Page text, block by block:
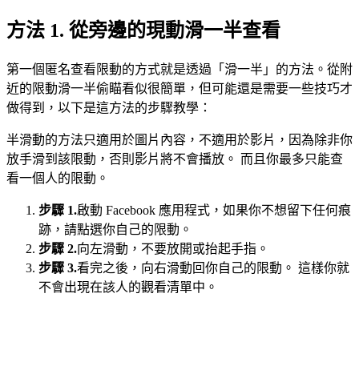
方法 1. 從旁邊的現動滑一半查看
第一個匿名查看限動的方式就是透過「滑一半」的方法。從附
近的限動滑一半偷瞄看似很簡單，但可能還是需要一些技巧才
做得到，以下是這方法的步驟教學：
半滑動的方法只適用於圖片內容，不適用於影片，因為除非你
放手滑到該限動，否則影片將不會播放。 而且你最多只能查
看一個人的限動。
步驟 1.啟動 Facebook 應用程式，如果你不想留下任何痕
跡，請點選你自己的限動。
步驟 2.向左滑動，不要放開或抬起手指。
步驟 3.看完之後，向右滑動回你自己的限動。 這樣你就
不會出現在該人的觀看清單中。